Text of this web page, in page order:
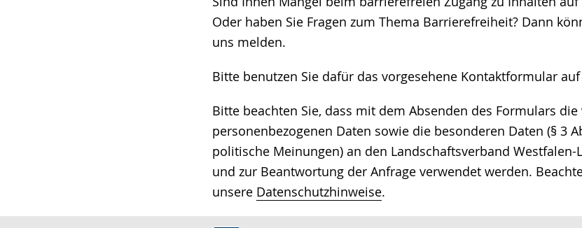
Oder haben Sie Fragen zum Thema Barrierefreiheit? Dann
uns melden.
Bitte benutzen Sie dafür das vorgesehene Kontaktformular
Bitte beachten Sie, dass mit dem Absenden des Formulars
personenbezogenen Daten sowie die besonderen Daten (§ 3
politische Meinungen) an den Landschaftsverband Westfalen-
und zur Beantwortung der Anfrage verwendet werden.
unsere Datenschutzhinweise.
Gebärdensprache
wird